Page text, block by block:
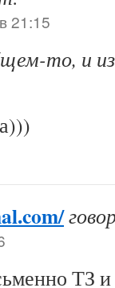
21:15
то, и
ТЗ